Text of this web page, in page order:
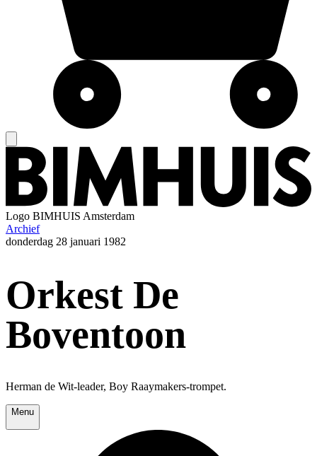
Logo BIMHUIS Amsterdam
Archief
donderdag 28 januari 1982
Orkest De
Boventoon
Herman de Wit-leader, Boy Raaymakers-trompet.
Menu